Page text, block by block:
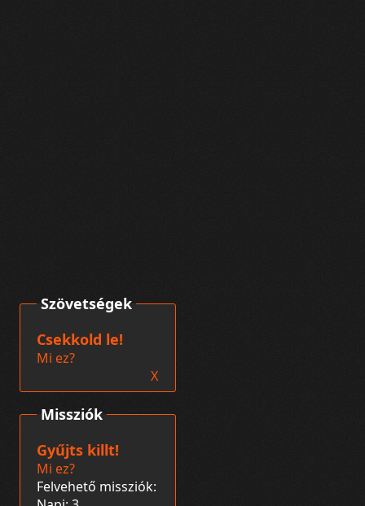
Missziók
Gyűjts killt!
Mi ez?
Felvehető missziók:
Szövetségek
Csekkold le!
Mi ez?
X